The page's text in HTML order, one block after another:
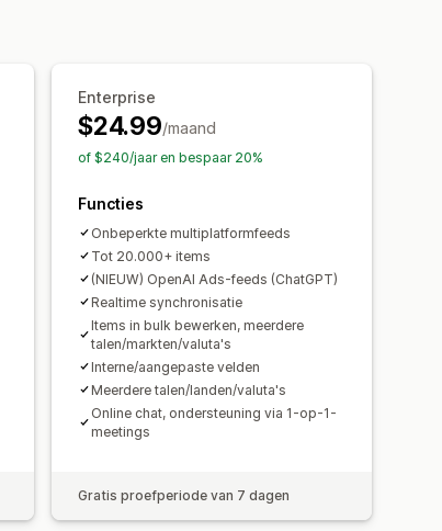
Enterprise
$24.99/maand
of $240/jaar en bespaar 20%
Functies
Onbeperkte multiplatformfeeds
Tot 20.000+ items
(NIEUW) OpenAI Ads-feeds (ChatGPT)
Realtime synchronisatie
Items in bulk bewerken, meerdere
talen/markten/valuta's
Interne/aangepaste velden
Meerdere talen/landen/valuta's
Online chat, ondersteuning via 1-op-1-
meetings
Gratis proefperiode van 7 dagen